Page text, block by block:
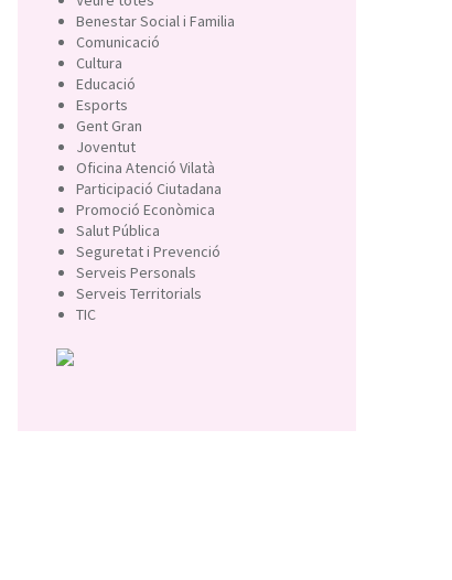
Benestar Social i Familia
Comunicació
Cultura
Educació
Esports
Gent Gran
Joventut
Oficina Atenció Vilatà
Participació Ciutadana
Promoció Econòmica
Salut Pública
Seguretat i Prevenció
Serveis Personals
Serveis Territorials
TIC